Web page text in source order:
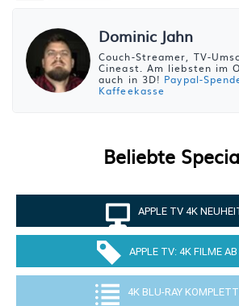
Dominic Jahn
Couch-Streamer, TV-
Cineast. Am liebsten im
auch in 3D! Paypal-
Kaffeekasse
Beliebte
APPLE TV 4K
APPLE TV: 4K FILME
4K BLU-RAY